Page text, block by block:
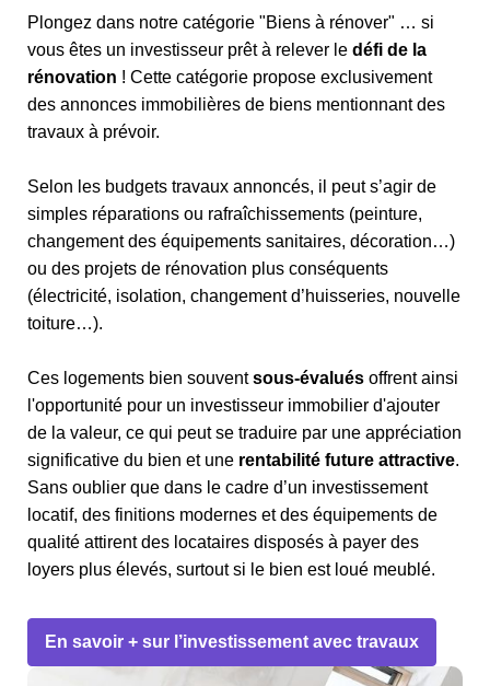
Plongez dans notre catégorie "Biens à rénover" … si
vous êtes un investisseur prêt à relever le défi de la
rénovation ! Cette catégorie propose exclusivement
des annonces immobilières de biens mentionnant des
travaux à prévoir.
Selon les budgets travaux annoncés, il peut s’agir de
simples réparations ou rafraîchissements (peinture,
changement des équipements sanitaires, décoration…)
ou des projets de rénovation plus conséquents
(électricité, isolation, changement d’huisseries, nouvelle
toiture…).
Ces logements bien souventsous-évalués offrent ainsi
l'opportunité pour un investisseur immobilier d'ajouter
de la valeur, ce qui peut se traduire par une appréciation
significative du bien et une rentabilité future attractive.
Sans oublier que dans le cadre d’un investissement
locatif, des finitions modernes et des équipements de
qualité attirent des locataires disposés à payer des
loyers plus élevés, surtout si le bien est loué meublé.
En savoir + sur l’investissement avec travaux